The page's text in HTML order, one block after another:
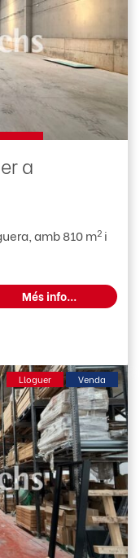
a
amb 810 m2 i
Més info...
Lloguer Venda